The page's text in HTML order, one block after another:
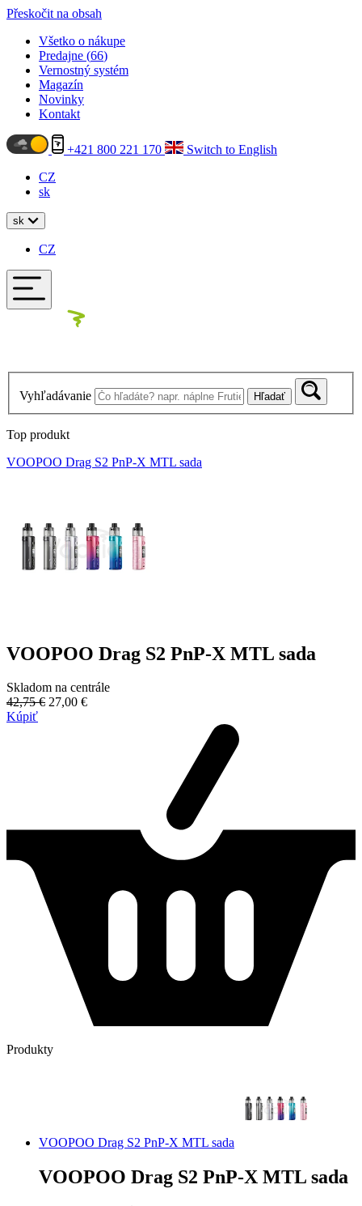
Přeskočit na obsah
Všetko o nákupe
Predajne (66)
Vernostný systém
Magazín
Novinky
Kontakt
+421 800 221 170
Switch to English
CZ
sk
sk
CZ
Vyhľadávanie Hľadať
Top produkt
VOOPOO Drag S2 PnP-X MTL sada
VOOPOO Drag S2 PnP-X MTL sada
Skladom na centrále
42,75 € 27,00 €
Kúpiť
Produkty
VOOPOO Drag S2 PnP-X MTL sada
VOOPOO Drag S2 PnP-X MTL sada